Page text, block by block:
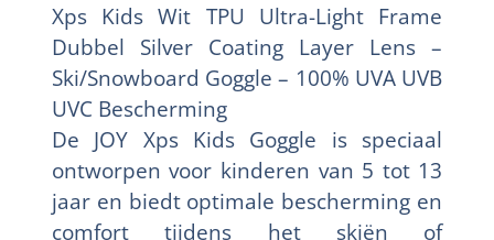
Xps Kids Wit TPU Ultra-Light Frame
Dubbel Silver Coating Layer Lens –
Ski/Snowboard Goggle – 100% UVA UVB
UVC Bescherming
De JOY Xps Kids Goggle is speciaal
ontworpen voor kinderen van 5 tot 13
jaar en biedt optimale bescherming en
comfort tijdens het skiën of